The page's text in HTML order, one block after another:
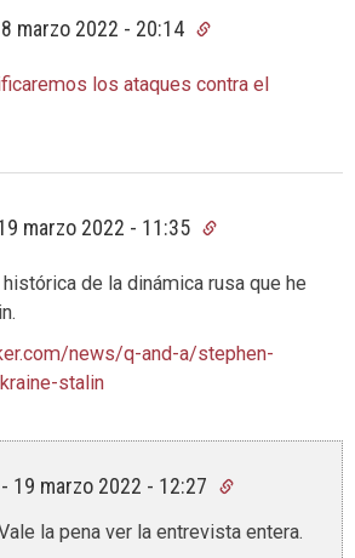
marzo 2022 - 20:14
los ataques contra el
marzo 2022 - 11:35
de la dinámica rusa que he
news/q-and-a/stephen-
stalin
- 19 marzo 2022 - 12:27
la pena ver la entrevista entera.